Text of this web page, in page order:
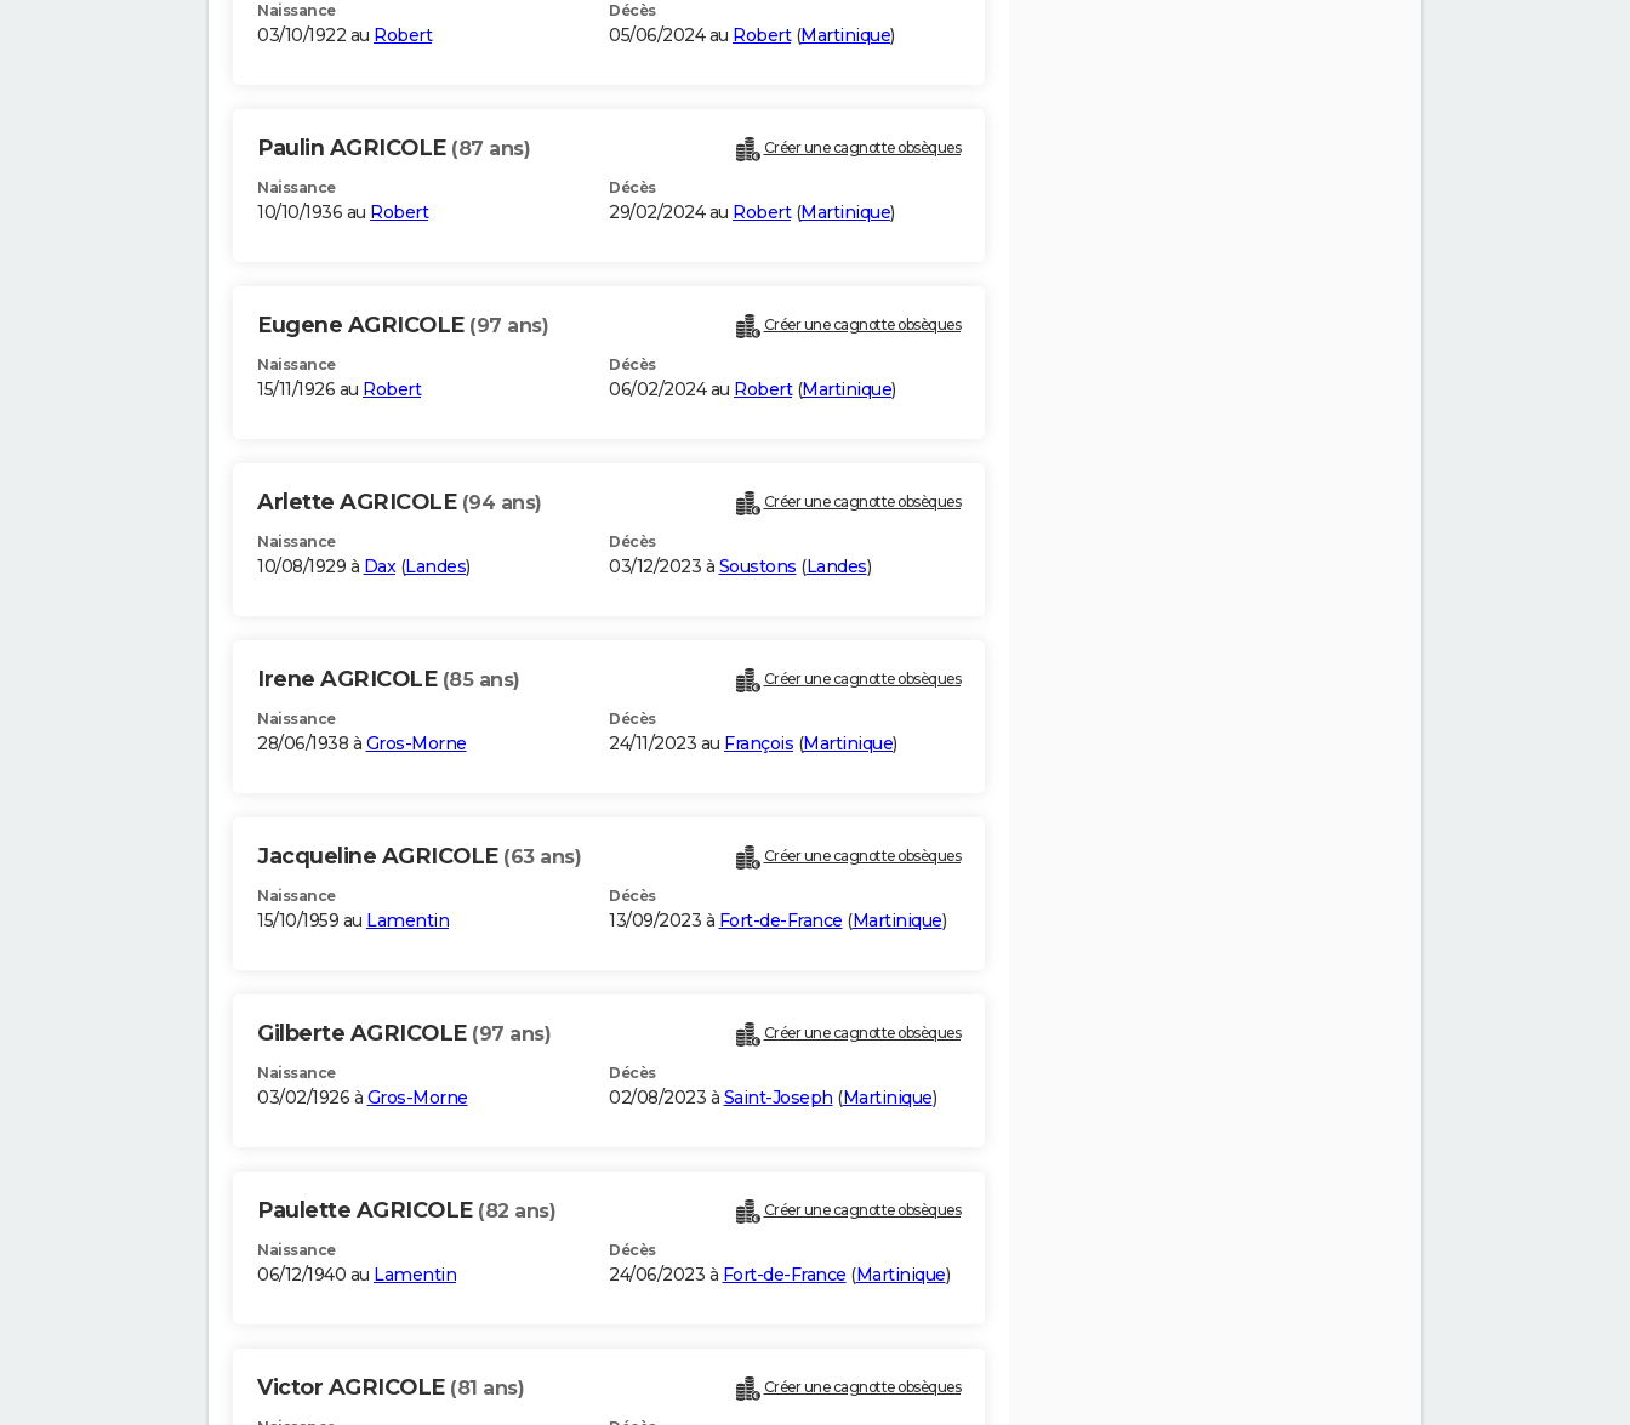
Naissance
03/10/1922 au Robert
Décès
05/06/2024 au Robert(Martinique)
Paulin AGRICOLE (87 ans) Créer une cagnotte obsèques
Naissance
10/10/1936 au Robert
Décès
29/02/2024 au Robert(Martinique)
Eugene AGRICOLE (97 ans) Créer une cagnotte obsèques
Naissance
15/11/1926 au Robert
Décès
06/02/2024 au Robert(Martinique)
Arlette AGRICOLE (94 ans) Créer une cagnotte obsèques
Naissance
10/08/1929 à Dax(Landes)
Décès
03/12/2023 à Soustons (Landes)
Irene AGRICOLE (85 ans) Créer une cagnotte obsèques
Naissance
28/06/1938 à Gros-Morne
Décès
24/11/2023 au François (Martinique)
Jacqueline AGRICOLE (63 ans) Créer une cagnotte obsèques
Naissance
15/10/1959 au Lamentin
Décès
13/09/2023 à Fort-de-France (Martinique)
Gilberte AGRICOLE (97 ans) Créer une cagnotte obsèques
Naissance
03/02/1926 à Gros-Morne
Décès
02/08/2023 à Saint-Joseph (Martinique)
Paulette AGRICOLE (82 ans) Créer une cagnotte obsèques
Naissance
06/12/1940 au Lamentin
Décès
24/06/2023 à Fort-de-France (Martinique)
Victor AGRICOLE (81 ans) Créer une cagnotte obsèques